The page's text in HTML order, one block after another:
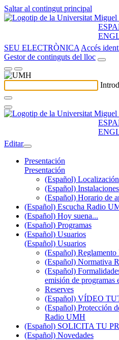
Saltar al contingut principal
SEU ELECTRÒNICA Accés
Gestor de continguts del lloc
Editar
Presentación
Presentación
(Español) Localización
(Español) Instalaciones
(Español) Horario de
(Español) Escucha Radio
(Español) Hoy suena...
(Español) Programas
(Español) Usuarios
(Español) Usuarios
(Español)
(Español) Normativa
(Español)
emisión de
Reserves
(Español) VÍDEO
(Español) Protección
Radio UMH
(Español) SOLICITA TU
(Español) Novedades